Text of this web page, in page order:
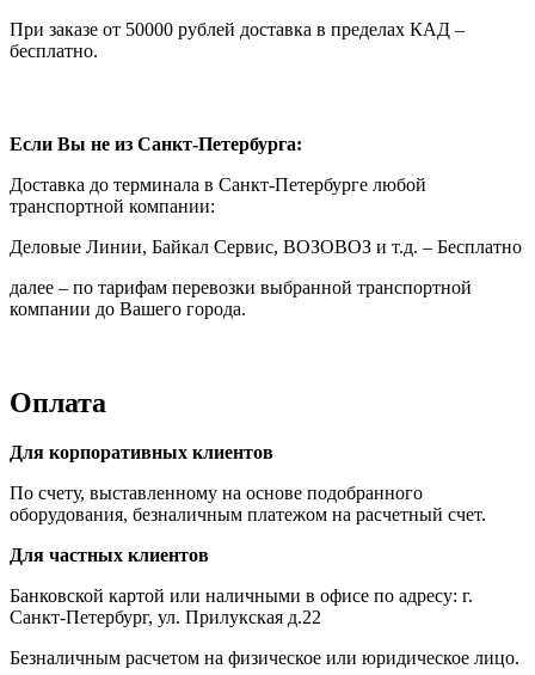
При заказе от 50000 рублей доставка в пределах КАД –
бесплатно.
Если Вы не из Санкт-Петербурга:
Доставка до терминала в Санкт-Петербурге любой
транспортной компании:
Деловые Линии, Байкал Сервис, ВОЗОВОЗ и т.д. – Бесплатно
далее – по тарифам перевозки выбранной транспортной
компании до Вашего города.
Оплата
Для корпоративных клиентов
По счету, выставленному на основе подобранного
оборудования, безналичным платежом на расчетный счет.
Для частных клиентов
Банковской картой или наличными в офисе по адресу: г.
Санкт-Петербург, ул. Прилукская д.22
Безналичным расчетом на физическое или юридическое лицо.